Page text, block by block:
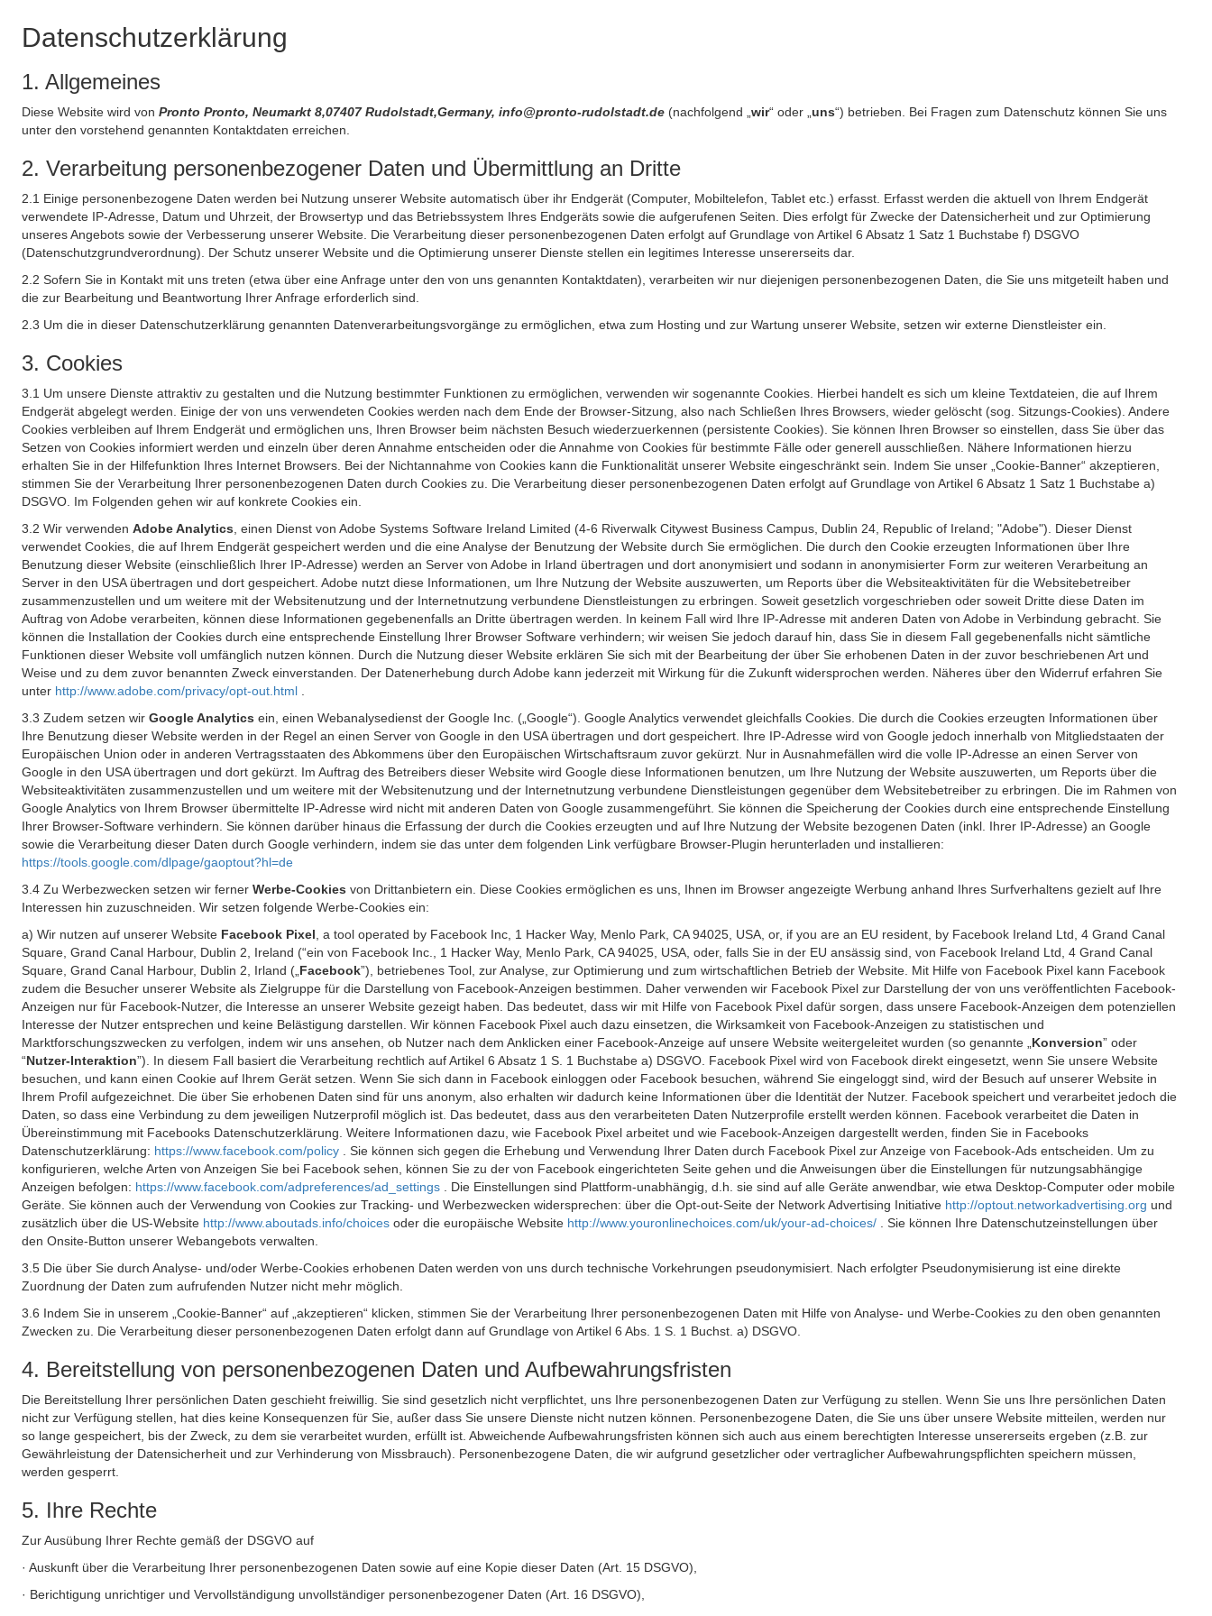
Datenschutzerklärung
1. Allgemeines
Diese Website wird von Pronto Pronto, Neumarkt 8,07407 Rudolstadt,Germany, info@pronto-rudolstadt.de (nachfolgend „ wir“ oder „ uns“) betrieben. Bei Fragen zum Datenschutz können Sie uns
unter den vorstehend genannten Kontaktdaten erreichen.
2. Verarbeitung personenbezogener Daten und Übermittlung an Dritte
2.1 Einige personenbezogene Daten werden bei Nutzung unserer Website automatisch über ihr Endgerät (Computer, Mobiltelefon, Tablet etc.) erfasst. Erfasst werden die aktuell von Ihrem Endgerät
verwendete IP-Adresse, Datum und Uhrzeit, der Browsertyp und das Betriebssystem Ihres Endgeräts sowie die aufgerufenen Seiten. Dies erfolgt für Zwecke der Datensicherheit und zur Optimierung
unseres Angebots sowie der Verbesserung unserer Website. Die Verarbeitung dieser personenbezogenen Daten erfolgt auf Grundlage von Artikel 6 Absatz 1 Satz 1 Buchstabe f) DSGVO
(Datenschutzgrundverordnung). Der Schutz unserer Website und die Optimierung unserer Dienste stellen ein legitimes Interesse unsererseits dar.
2.2 Sofern Sie in Kontakt mit uns treten (etwa über eine Anfrage unter den von uns genannten Kontaktdaten), verarbeiten wir nur diejenigen personenbezogenen Daten, die Sie uns mitgeteilt haben und
die zur Bearbeitung und Beantwortung Ihrer Anfrage erforderlich sind.
2.3 Um die in dieser Datenschutzerklärung genannten Datenverarbeitungsvorgänge zu ermöglichen, etwa zum Hosting und zur Wartung unserer Website, setzen wir externe Dienstleister ein.
3. Cookies
3.1 Um unsere Dienste attraktiv zu gestalten und die Nutzung bestimmter Funktionen zu ermöglichen, verwenden wir sogenannte Cookies. Hierbei handelt es sich um kleine Textdateien, die auf Ihrem
Endgerät abgelegt werden. Einige der von uns verwendeten Cookies werden nach dem Ende der Browser-Sitzung, also nach Schließen Ihres Browsers, wieder gelöscht (sog. Sitzungs-Cookies). Andere
Cookies verbleiben auf Ihrem Endgerät und ermöglichen uns, Ihren Browser beim nächsten Besuch wiederzuerkennen (persistente Cookies). Sie können Ihren Browser so einstellen, dass Sie über das
Setzen von Cookies informiert werden und einzeln über deren Annahme entscheiden oder die Annahme von Cookies für bestimmte Fälle oder generell ausschließen. Nähere Informationen hierzu
erhalten Sie in der Hilfefunktion Ihres Internet Browsers. Bei der Nichtannahme von Cookies kann die Funktionalität unserer Website eingeschränkt sein. Indem Sie unser „Cookie-Banner“ akzeptieren,
stimmen Sie der Verarbeitung Ihrer personenbezogenen Daten durch Cookies zu. Die Verarbeitung dieser personenbezogenen Daten erfolgt auf Grundlage von Artikel 6 Absatz 1 Satz 1 Buchstabe a)
DSGVO. Im Folgenden gehen wir auf konkrete Cookies ein.
3.2 Wir verwenden Adobe Analytics , einen Dienst von Adobe Systems Software Ireland Limited (4-6 Riverwalk Citywest Business Campus, Dublin 24, Republic of Ireland; "Adobe"). Dieser Dienst
verwendet Cookies, die auf Ihrem Endgerät gespeichert werden und die eine Analyse der Benutzung der Website durch Sie ermöglichen. Die durch den Cookie erzeugten Informationen über Ihre
Benutzung dieser Website (einschließlich Ihrer IP-Adresse) werden an Server von Adobe in Irland übertragen und dort anonymisiert und sodann in anonymisierter Form zur weiteren Verarbeitung an
Server in den USA übertragen und dort gespeichert. Adobe nutzt diese Informationen, um Ihre Nutzung der Website auszuwerten, um Reports über die Websiteaktivitäten für die Websitebetreiber
zusammenzustellen und um weitere mit der Websitenutzung und der Internetnutzung verbundene Dienstleistungen zu erbringen. Soweit gesetzlich vorgeschrieben oder soweit Dritte diese Daten im
Auftrag von Adobe verarbeiten, können diese Informationen gegebenenfalls an Dritte übertragen werden. In keinem Fall wird Ihre IP-Adresse mit anderen Daten von Adobe in Verbindung gebracht. Sie
können die Installation der Cookies durch eine entsprechende Einstellung Ihrer Browser Software verhindern; wir weisen Sie jedoch darauf hin, dass Sie in diesem Fall gegebenenfalls nicht sämtliche
Funktionen dieser Website voll umfänglich nutzen können. Durch die Nutzung dieser Website erklären Sie sich mit der Bearbeitung der über Sie erhobenen Daten in der zuvor beschriebenen Art und
Weise und zu dem zuvor benannten Zweck einverstanden. Der Datenerhebung durch Adobe kann jederzeit mit Wirkung für die Zukunft widersprochen werden. Näheres über den Widerruf erfahren Sie
unter http://www.adobe.com/privacy/opt-out.html
3.3 Zudem setzen wir Google Analytics ein, einen Webanalysedienst der Google Inc. („Google“). Google Analytics verwendet gleichfalls Cookies. Die durch die Cookies erzeugten Informationen über
Ihre Benutzung dieser Website werden in der Regel an einen Server von Google in den USA übertragen und dort gespeichert. Ihre IP-Adresse wird von Google jedoch innerhalb von Mitgliedstaaten der
Europäischen Union oder in anderen Vertragsstaaten des Abkommens über den Europäischen Wirtschaftsraum zuvor gekürzt. Nur in Ausnahmefällen wird die volle IP-Adresse an einen Server von
Google in den USA übertragen und dort gekürzt. Im Auftrag des Betreibers dieser Website wird Google diese Informationen benutzen, um Ihre Nutzung der Website auszuwerten, um Reports über die
Websiteaktivitäten zusammenzustellen und um weitere mit der Websitenutzung und der Internetnutzung verbundene Dienstleistungen gegenüber dem Websitebetreiber zu erbringen. Die im Rahmen von
Google Analytics von Ihrem Browser übermittelte IP-Adresse wird nicht mit anderen Daten von Google zusammengeführt. Sie können die Speicherung der Cookies durch eine entsprechende Einstellung
Ihrer Browser-Software verhindern. Sie können darüber hinaus die Erfassung der durch die Cookies erzeugten und auf Ihre Nutzung der Website bezogenen Daten (inkl. Ihrer IP-Adresse) an Google
sowie die Verarbeitung dieser Daten durch Google verhindern, indem sie das unter dem folgenden Link verfügbare Browser-Plugin herunterladen und installieren:
https://tools.google.com/dlpage/gaoptout?hl=de
3.4 Zu Werbezwecken setzen wir ferner Werbe-Cookies von Drittanbietern ein. Diese Cookies ermöglichen es uns, Ihnen im Browser angezeigte Werbung anhand Ihres Surfverhaltens gezielt auf Ihre
Interessen hin zuzuschneiden. Wir setzen folgende Werbe-Cookies ein:
a) Wir nutzen auf unserer Website Facebook Pixel , a tool operated by Facebook Inc, 1 Hacker Way, Menlo Park, CA 94025, USA, or, if you are an EU resident, by Facebook Ireland Ltd, 4 Grand Canal
Square, Grand Canal Harbour, Dublin 2, Ireland (“ein von Facebook Inc., 1 Hacker Way, Menlo Park, CA 94025, USA, oder, falls Sie in der EU ansässig sind, von Facebook Ireland Ltd, 4 Grand Canal
Square, Grand Canal Harbour, Dublin 2, Irland („ Facebook”), betriebenes Tool, zur Analyse, zur Optimierung und zum wirtschaftlichen Betrieb der Website. Mit Hilfe von Facebook Pixel kann Facebook
zudem die Besucher unserer Website als Zielgruppe für die Darstellung von Facebook-Anzeigen bestimmen. Daher verwenden wir Facebook Pixel zur Darstellung der von uns veröffentlichten Facebook-
Anzeigen nur für Facebook-Nutzer, die Interesse an unserer Website gezeigt haben. Das bedeutet, dass wir mit Hilfe von Facebook Pixel dafür sorgen, dass unsere Facebook-Anzeigen dem potenziellen
Interesse der Nutzer entsprechen und keine Belästigung darstellen. Wir können Facebook Pixel auch dazu einsetzen, die Wirksamkeit von Facebook-Anzeigen zu statistischen und
Marktforschungszwecken zu verfolgen, indem wir uns ansehen, ob Nutzer nach dem Anklicken einer Facebook-Anzeige auf unsere Website weitergeleitet wurden (so genannte „ Konversion” oder
“Nutzer-Interaktion”). In diesem Fall basiert die Verarbeitung rechtlich auf Artikel 6 Absatz 1 S. 1 Buchstabe a) DSGVO. Facebook Pixel wird von Facebook direkt eingesetzt, wenn Sie unsere Website
besuchen, und kann einen Cookie auf Ihrem Gerät setzen. Wenn Sie sich dann in Facebook einloggen oder Facebook besuchen, während Sie eingeloggt sind, wird der Besuch auf unserer Website in
Ihrem Profil aufgezeichnet. Die über Sie erhobenen Daten sind für uns anonym, also erhalten wir dadurch keine Informationen über die Identität der Nutzer. Facebook speichert und verarbeitet jedoch die
Daten, so dass eine Verbindung zu dem jeweiligen Nutzerprofil möglich ist. Das bedeutet, dass aus den verarbeiteten Daten Nutzerprofile erstellt werden können. Facebook verarbeitet die Daten in
Übereinstimmung mit Facebooks Datenschutzerklärung. Weitere Informationen dazu, wie Facebook Pixel arbeitet und wie Facebook-Anzeigen dargestellt werden, finden Sie in Facebooks
Datenschutzerklärung: https://www.facebook.com/policy
. Sie können sich gegen die Erhebung und Verwendung Ihrer Daten durch Facebook Pixel zur Anzeige von Facebook-Ads entscheiden. Um zu
konfigurieren, welche Arten von Anzeigen Sie bei Facebook sehen, können Sie zu der von Facebook eingerichteten Seite gehen und die Anweisungen über die Einstellungen für nutzungsabhängige
Anzeigen befolgen: https://www.facebook.com/adpreferences/ad_settings
. Die Einstellungen sind Plattform-unabhängig, d.h. sie sind auf alle Geräte anwendbar, wie etwa Desktop-Computer oder mobile
Geräte. Sie können auch der Verwendung von Cookies zur Tracking- und Werbezwecken widersprechen: über die Opt-out-Seite der Network Advertising Initiative http://optout.networkadvertising.org und
zusätzlich über die US-Website http://www.aboutads.info/choices oder die europäische Website http://www.youronlinechoices.com/uk/your-ad-choices/
. Sie können Ihre Datenschutzeinstellungen über
den Onsite-Button unserer Webangebots verwalten.
3.5 Die über Sie durch Analyse- und/oder Werbe-Cookies erhobenen Daten werden von uns durch technische Vorkehrungen pseudonymisiert. Nach erfolgter Pseudonymisierung ist eine direkte
Zuordnung der Daten zum aufrufenden Nutzer nicht mehr möglich.
3.6 Indem Sie in unserem „Cookie-Banner“ auf „akzeptieren“ klicken, stimmen Sie der Verarbeitung Ihrer personenbezogenen Daten mit Hilfe von Analyse- und Werbe-Cookies zu den oben genannten
Zwecken zu. Die Verarbeitung dieser personenbezogenen Daten erfolgt dann auf Grundlage von Artikel 6 Abs. 1 S. 1 Buchst. a) DSGVO.
4. Bereitstellung von personenbezogenen Daten und Aufbewahrungsfristen
Die Bereitstellung Ihrer persönlichen Daten geschieht freiwillig. Sie sind gesetzlich nicht verpflichtet, uns Ihre personenbezogenen Daten zur Verfügung zu stellen. Wenn Sie uns Ihre persönlichen Daten
nicht zur Verfügung stellen, hat dies keine Konsequenzen für Sie, außer dass Sie unsere Dienste nicht nutzen können. Personenbezogene Daten, die Sie uns über unsere Website mitteilen, werden nur
so lange gespeichert, bis der Zweck, zu dem sie verarbeitet wurden, erfüllt ist. Abweichende Aufbewahrungsfristen können sich auch aus einem berechtigten Interesse unsererseits ergeben (z.B. zur
Gewährleistung der Datensicherheit und zur Verhinderung von Missbrauch). Personenbezogene Daten, die wir aufgrund gesetzlicher oder vertraglicher Aufbewahrungspflichten speichern müssen,
werden gesperrt.
5. Ihre Rechte
Zur Ausübung Ihrer Rechte gemäß der DSGVO auf
· Auskunft über die Verarbeitung Ihrer personenbezogenen Daten sowie auf eine Kopie dieser Daten (Art. 15 DSGVO),
· Berichtigung unrichtiger und Vervollständigung unvollständiger personenbezogener Daten (Art. 16 DSGVO),